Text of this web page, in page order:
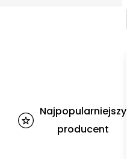
Najpopularniejszy
producent